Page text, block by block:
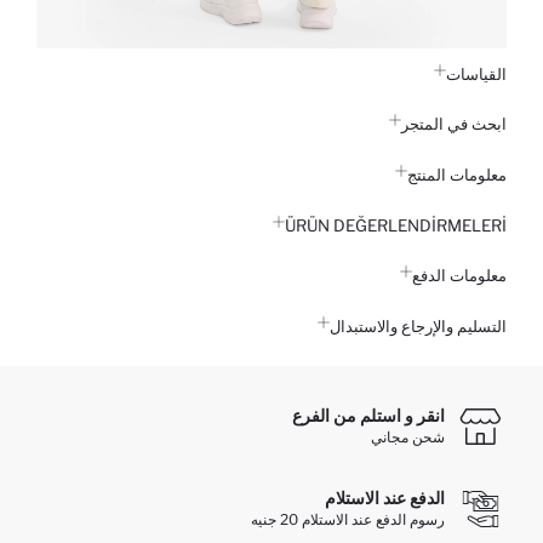
القياسات
ابحث في المتجر
معلومات المنتج
ÜRÜN DEĞERLENDİRMELERİ
معلومات الدفع
التسليم والإرجاع والاستبدال
انقر و استلم من الفرع
شحن مجاني
الدفع عند الاستلام
رسوم الدفع عند الاستلام 20 جنيه